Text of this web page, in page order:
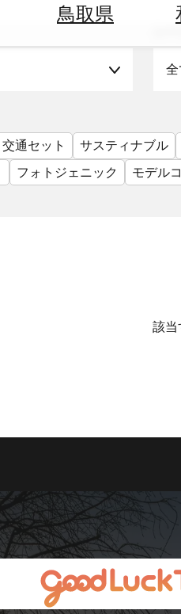
鳥取県
全
通セット サスティナブル
フォトジェニック モデル
該当